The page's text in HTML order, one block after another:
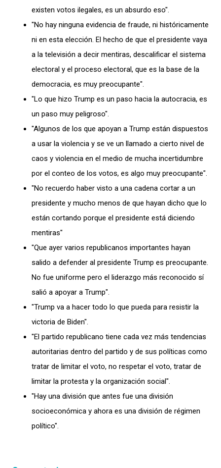
existen votos ilegales, es un absurdo eso".
"No hay ninguna evidencia de fraude, ni históricamente
ni en esta elección. El hecho de que el presidente vaya
a la televisión a decir mentiras, descalificar el sistema
electoral y el proceso electoral, que es la base de la
democracia, es muy preocupante".
"Lo que hizo Trump es un paso hacia la autocracia, es
un paso muy peligroso".
"Algunos de los que apoyan a Trump están dispuestos
a usar la violencia y se ve un llamado a cierto nivel de
caos y violencia en el medio de mucha incertidumbre
por el conteo de los votos, es algo muy preocupante".
"No recuerdo haber visto a una cadena cortar a un
presidente y mucho menos de que hayan dicho que lo
están cortando porque el presidente está diciendo
mentiras"
"Que ayer varios republicanos importantes hayan
salido a defender al presidente Trump es preocupante.
No fue uniforme pero el liderazgo más reconocido sí
salió a apoyar a Trump".
"Trump va a hacer todo lo que pueda para resistir la
victoria de Biden".
"El partido republicano tiene cada vez más tendencias
autoritarias dentro del partido y de sus políticas como
tratar de limitar el voto, no respetar el voto, tratar de
limitar la protesta y la organización social".
"Hay una división que antes fue una división
socioeconómica y ahora es una división de régimen
político".